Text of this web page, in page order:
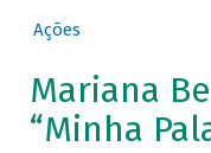
Ações
Mariana
“Minha